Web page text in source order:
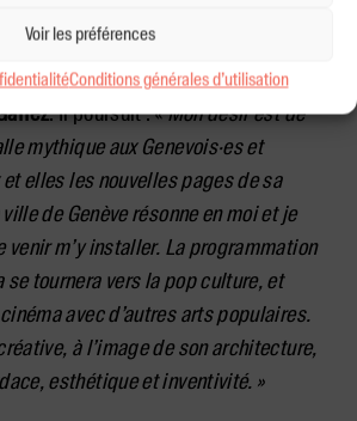
Voir les préférences
Conditions générales d’utilisation
Je suis très heureux de pouvoir
à cet édifice en reconstruction. »
. Il poursuit : «Mon désir est de
mythique aux Genevois·es et
et elles les nouvelles pages de sa
de Genève résonne en moi et je
m’y installer. La programmation
se tournera vers la pop culture, et
avec d’autres arts populaires.
à l’image de son architecture,
esthétique et inventivité. »